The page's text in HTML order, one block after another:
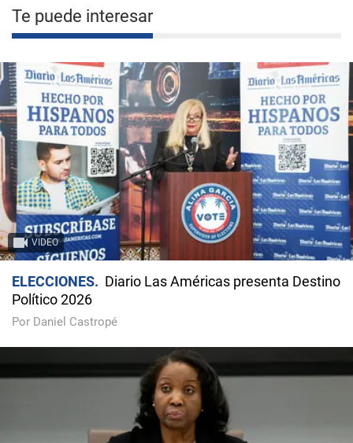
Te puede interesar
VIDEO
ELECCIONES
Diario Las Américas presenta Destino
Político 2026
Por Daniel Castropé